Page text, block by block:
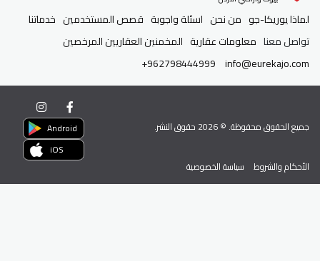
لماذا يوريكا-جو من نحن اسئلة واجوبة قصص المستخدمين خدماتنا
تواصل معنا معلومات عقارية المخمنين العقاريين المرخصين
info@eurekajo.com
+962798444999
جميع الحقوق محفوظة. ©2026 حقوق النشر.
Android
iOS
الأحكام والشروط
سياسة الخصوصية